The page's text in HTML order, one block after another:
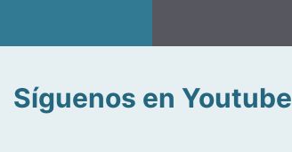
Síguenos en Youtube